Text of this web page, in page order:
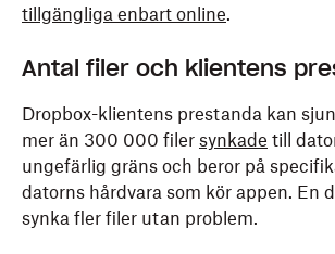
tillgängliga enbart online.
Antal filer och klientens
Dropbox-klientens prestanda kan
mer än 300 000 filer synkade till
ungefärlig gräns och beror på
datorns hårdvara som kör appen. En
synka fler filer utan problem.